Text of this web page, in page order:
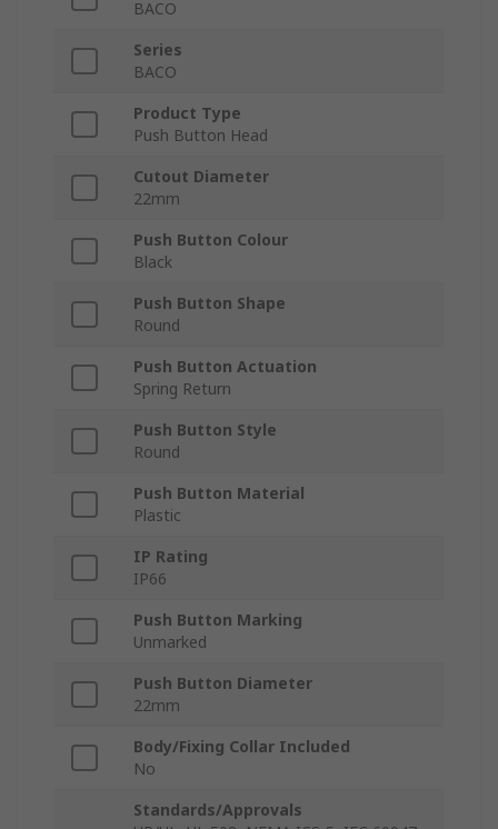
BACO
Series
BACO
Product Type
Push Button Head
Cutout Diameter
22mm
Push Button Colour
Black
Push Button Shape
Round
Push Button Actuation
Spring Return
Push Button Style
Round
Push Button Material
Plastic
IP Rating
IP66
Push Button Marking
Unmarked
Push Button Diameter
22mm
Body/Fixing Collar Included
No
Standards/Approvals